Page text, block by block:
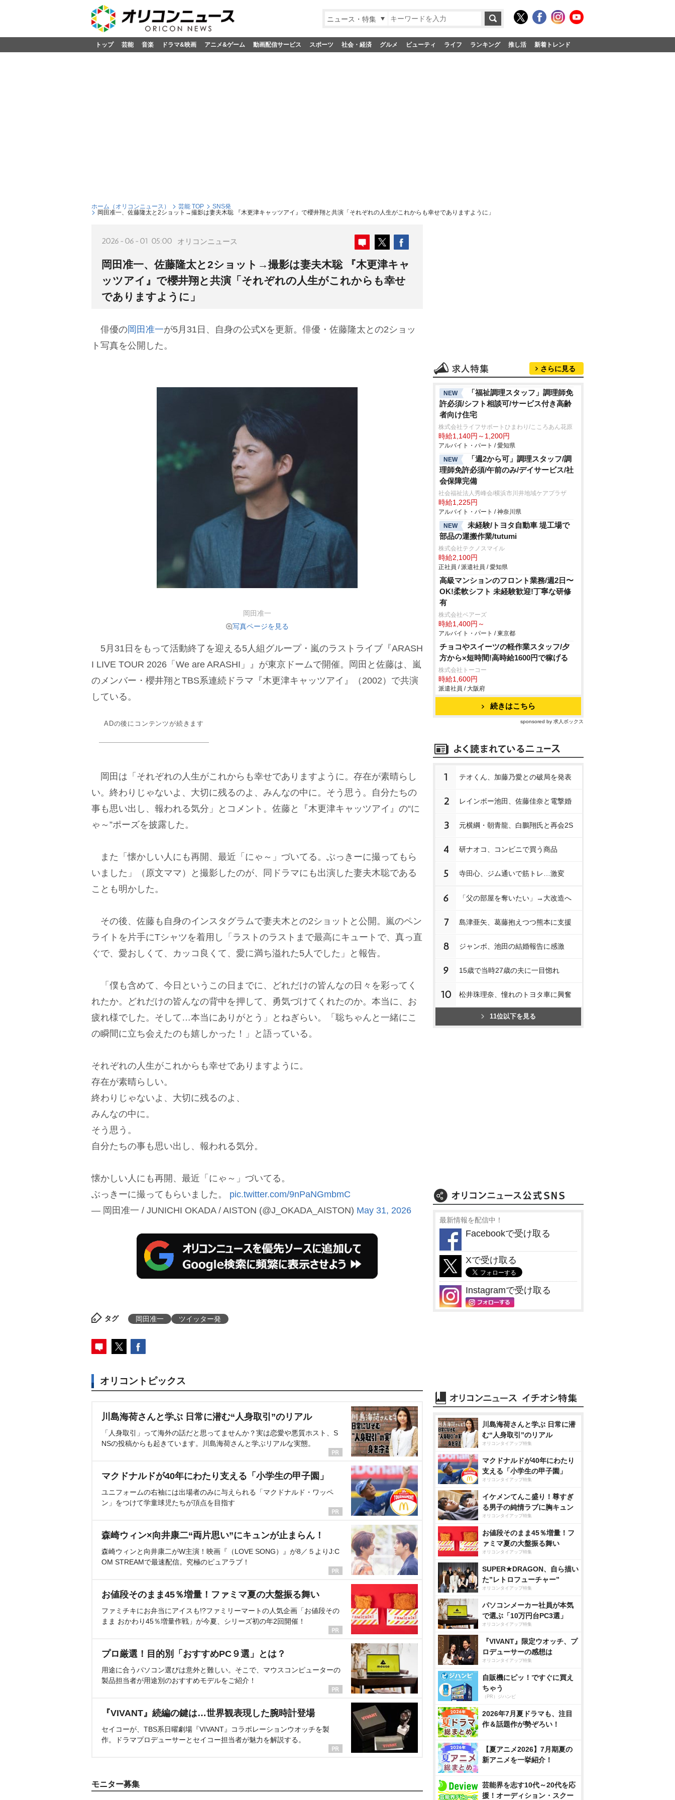
ニュース・特集
トップ 芸能 音楽 ドラマ&映画 アニメ&ゲーム 動画配信サービス スポーツ 社会・経済 グルメ ビューティ ライフ ランキング 推し活 新着トレンド
ホーム（オリコンニュース） 芸能 TOP
SNS発
岡田准一、佐藤隆太と2ショット→撮影は妻夫木聡 『木更津キャッツアイ』で櫻井翔と共演「それぞれの人生がこれからも幸せでありますように」
2026-06-01 05:00 オリコンニュース
岡田准一、佐藤隆太と2ショット→撮影は妻夫木聡 『木更津キャ
ッツアイ』で櫻井翔と共演「それぞれの人生がこれからも幸せ
でありますように」
俳優の岡田准一が5月31日、自身の公式Xを更新。俳優・佐藤隆太との2ショッ
ト写真を公開した。
岡田准一
写真ページを見る
5月31日をもって活動終了を迎える5人組グループ・嵐のラストライブ『ARASH
I LIVE TOUR 2026「We are ARASHI」』が東京ドームで開催。岡田と佐藤は、嵐
のメンバー・櫻井翔とTBS系連続ドラマ『木更津キャッツアイ』（2002）で共演
している。
ADの後にコンテンツが続きます
岡田は「それぞれの人生がこれからも幸せでありますように。存在が素晴らし
い。終わりじゃないよ、大切に残るのよ、みんなの中に。そう思う。自分たちの
事も思い出し、報われる気分」とコメント。佐藤と『木更津キャッツアイ』の“に
ゃ～”ポーズを披露した。
また「懐かしい人にも再開、最近「にゃ～」づいてる。ぶっきーに撮ってもら
いました」（原文ママ）と撮影したのが、同ドラマにも出演した妻夫木聡である
ことも明かした。
その後、佐藤も自身のインスタグラムで妻夫木との2ショットと公開。嵐のペン
ライトを片手にTシャツを着用し「ラストのラストまで最高にキュートで、真っ直
ぐで、愛おしくて、カッコ良くて、愛に満ち溢れた5人でした」と報告。
「僕も含めて、今日というこの日までに、どれだけの皆んなの日々を彩ってく
れたか。どれだけの皆んなの背中を押して、勇気づけてくれたのか。本当に、お
疲れ様でした。そして…本当にありがとう」とねぎらい。「聡ちゃんと一緒にこ
の瞬間に立ち会えたのも嬉しかった！」と語っている。
それぞれの人生がこれからも幸せでありますように。
存在が素晴らしい。
終わりじゃないよ、大切に残るのよ、
みんなの中に。
そう思う。
自分たちの事も思い出し、報われる気分。
懐かしい人にも再開、最近「にゃ～」づいてる。
ぶっきーに撮ってもらいました。 pic.twitter.com/9nPaNGmbmC
— 岡田准一 / JUNICHI OKADA / AISTON (@J_OKADA_AISTON) May 31, 2026
タグ 岡田准一 ツイッター発
オリコントピックス
川島海荷さんと学ぶ 日常に潜む“人身取引”のリアル
「人身取引」って海外の話だと思ってませんか？実は恋愛や悪質ホスト、S
NSの投稿からも起きています。川島海荷さんと学ぶリアルな実態。
マクドナルドが40年にわたり支える「小学生の甲子園」
ユニフォームの右袖には出場者のみに与えられる「マクドナルド・ワッペ
ン」をつけて学童球児たちが頂点を目指す
森崎ウィン×向井康二“両片思い”にキュンが止まらん！
森崎ウィンと向井康二がW主演！映画『（LOVE SONG）』が8／５よりJ:C
OM STREAMで最速配信。究極のピュアラブ！
お値段そのまま45％増量！ファミマ夏の大盤振る舞い
ファミチキにお弁当にアイスも!?ファミリーマートの人気企画「お値段その
まま おかわり45％増量作戦」が今夏、シリーズ初の年2回開催！
プロ厳選！目的別「おすすめPC９選」とは？
用途に合うパソコン選びは意外と難しい。そこで、マウスコンピューターの
製品担当者が用途別のおすすめモデルをご紹介！
『VIVANT』続編の鍵は…世界観表現した腕時計登場
セイコーが、TBS系日曜劇場『VIVANT』コラボレーションウオッチを製
作。ドラマプロデューサーとセイコー担当者が魅力を解説する。
モニター募集
さらに見る
NEW
「福祉調理スタッフ」調理師免
許必須/シフト相談可/サービス付き高齢
者向け住宅
株式会社ライフサポートひまわり/こころあん花原
時給1,140円～1,200円
アルバイト・パート / 愛知県
NEW
「週2から可」調理スタッフ/調
理師免許必須/午前のみ/デイサービス/社
会保障完備
社会福祉法人秀峰会/横浜市川井地域ケアプラザ
時給1,225円
アルバイト・パート / 神奈川県
NEW
未経験/トヨタ自動車 堤工場で
部品の運搬作業/tutumi
株式会社テクノスマイル
時給2,100円
正社員 / 派遣社員 / 愛知県
⾼級マンションのフロント業務/週2⽇〜
OK!柔軟シフト 未経験歓迎!丁寧な研修
有
株式会社ベアーズ
時給1,400円～
アルバイト・パート / 東京都
チョコやスイーツの軽作業スタッフ/夕
方から×短時間!高時給1600円で稼げる
株式会社トーコー
時給1,600円
派遣社員 / 大阪府
続きはこちら
sponsored by 求人ボックス
1 テオくん、加藤乃愛との破局を発表
2 レインボー池田、佐藤佳奈と電撃婚
3 元横綱・朝青龍、白鵬翔氏と再会2S
4 研ナオコ、コンビニで買う商品
5 寺田心、ジム通いで筋トレ…激変
6 「父の部屋を奪いたい」→大改造へ
7 島津亜矢、葛藤抱えつつ熊本に支援
8 ジャンボ、池田の結婚報告に感激
9 15歳で当時27歳の夫に一目惚れ
10 松井珠理奈、憧れのトヨタ車に興奮
11位以下を見る
最新情報を配信中！
Facebookで受け取る
Xで受け取る
Instagramで受け取る
川島海荷さんと学ぶ 日常に潜
む“人身取引”のリアル
オリコンタイアップ特集
マクドナルドが40年にわたり
支える「小学生の甲子園」
オリコンタイアップ特集
イケメンてんこ盛り！尊すぎ
る男子の純情ラブに胸キュン
オリコンタイアップ特集
お値段そのまま45％増量！フ
ァミマ夏の大盤振る舞い
オリコンタイアップ特集
SUPER★DRAGON、自ら描い
た”レトロフューチャー”
オリコンタイアップ特集
パソコンメーカー社員が本気
で選ぶ「10万円台PC3選」
オリコンタイアップ特集
『VIVANT』限定ウオッチ、プ
ロデューサーの感想は
オリコンタイアップ特集
自販機にピッ！ですぐに買え
ちゃう
（PR）ジハンピ
2026年7月夏ドラマも、注目
作＆話題作が勢ぞろい！
【夏アニメ2026】7月期夏の
新アニメを一挙紹介！
芸能界を志す10代～20代を応
援！オーディション・スクー